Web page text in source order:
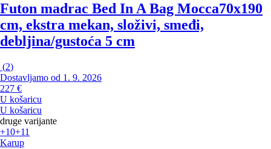
Futon madrac Bed In A Bag Mocca70x190
cm, ekstra mekan, složivi, smeđi,
debljina/gustoća 5 cm
(2)
Dostavljamo od 1. 9. 2026
227 €
U košaricu
U košaricu
druge varijante
+10+11
Karup